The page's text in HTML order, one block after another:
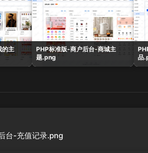
的主
PHP标准版-商户后台-商城主
题.png
品
台-充值记录.png